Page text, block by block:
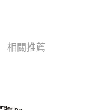
相關推薦